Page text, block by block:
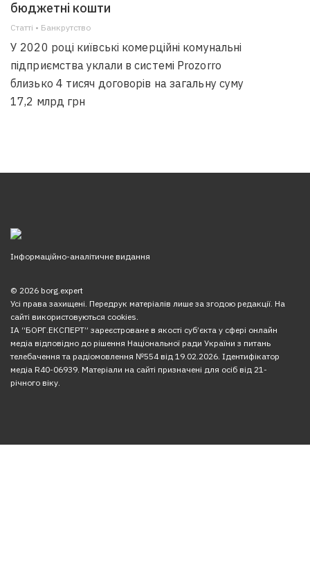
бюджетні кошти
Статті • Банкрутство
У 2020 році київські комерційні комунальні
підприємства уклали в системі Prozorro
близько 4 тисяч договорів на загальну суму
17,2 млрд грн
Інформаційно-аналітичне видання
© 2026 borg.expert
Усі права захищені. Передрук матеріалів лише за згодою редакції. На
сайті використовуються cookies.
ІА “БОРГ.ЕКСПЕРТ” зареєстроване в якості суб’єкта у сфері онлайн
медіа відповідно до рішення Національної ради України з питань
телебачення та радіомовлення №554 від 19.02.2026. Ідентифікатор
медіа R40-06939. Матеріали на сайті призначені для осіб від 21-
річного віку.